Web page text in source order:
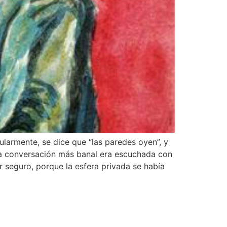
se dice que “las paredes oyen”, y
más banal era escuchada con
porque la esfera privada se había